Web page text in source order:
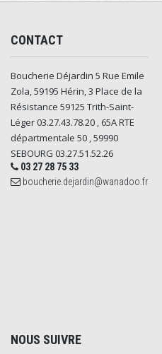
CONTACT
Boucherie Déjardin 5 Rue Emile
Zola, 59195 Hérin, 3 Place de la
Résistance 59125 Trith-Saint-
Léger 03.27.43.78.20 , 65A RTE
départmentale 50 , 59990
SEBOURG 03.27.51.52.26
03 27 28 75 33
boucherie.dejardin@wanadoo.fr
NOUS SUIVRE